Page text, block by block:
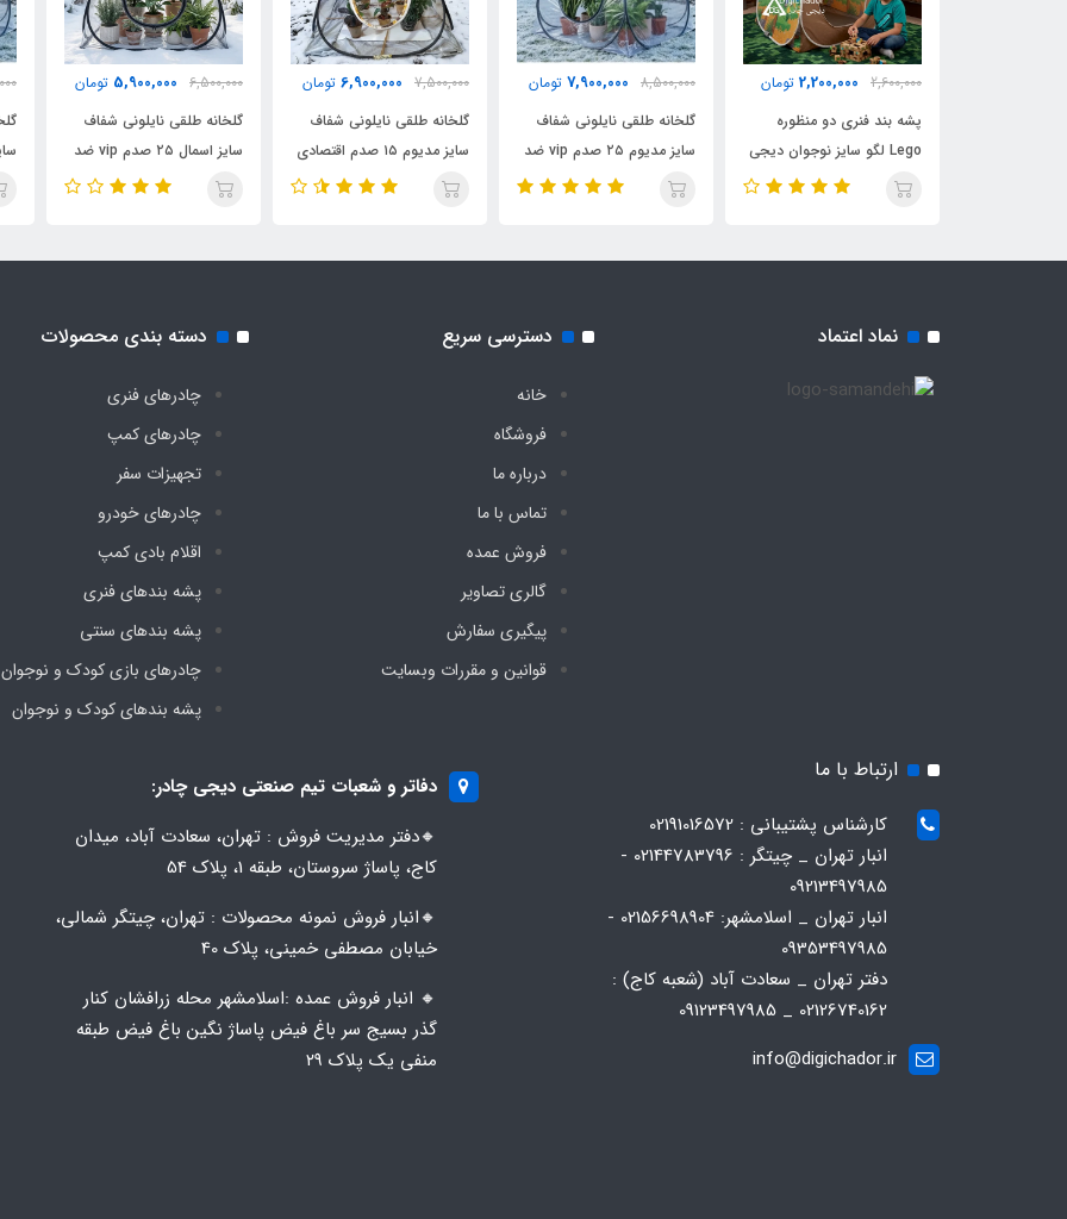
2,600,000
2,200,000 تومان
پشه بند فنری دو منظوره
Lego لگو سایز نوجوان دیجی
چادر
8,500,000
7,900,000 تومان
گلخانه طلقی نایلونی شفاف
سایز مدیوم ۲۵ صدم vip ضد
آب چادری فنری بدون کف
7,500,000
6,900,000 تومان
گلخانه طلقی نایلونی شفاف
سایز مدیوم ۱۵ صدم اقتصادی
ضد آب چادری فنری بدون
6,500,000
5,900,000 تومان
گلخانه طلقی نایلونی شفاف
سایز اسمال ۲۵ صدم vip ضد
آب چادری فنری بدون کف
نماد اعتماد دسترسی سریع
خانه
فروشگاه
درباره ما
تماس با ما
فروش عمده
گالری تصاویر
پیگیری سفارش
قوانین و مقررات وبسایت
دسته بندی محصولات
چادرهای فنری
چادرهای کمپ
تجهیزات سفر
چادرهای خودرو
اقلام بادی کمپ
پشه‌ بندهای فنری
پشه‌ بندهای سنتی
چادرهای بازی کودک و نوجوان
پشه‌ بندهای کودک و نوجوان
ارتباط با ما
کارشناس پشتیبانی : 02191016572
انبار تهران _ چیتگر : 02144783796 -
09213497985
انبار تهران _ اسلامشهر: 02156698904 -
09353497985
دفتر تهران _ سعادت آباد (شعبه کاج) :
02126740162 _ 09123497985
info@digichador.ir
دفاتر و شعبات تیم صنعتی دیجی چادر:
🔸️​​دفتر مدیریت فروش : تهران، سعادت آباد، میدان
کاج، پاساژ سروستان، طبقه 1، پلاک 54
🔸️​​انبار فروش نمونه محصولات : تهران، چیتگر شمالی،
خیابان مصطفی خمینی، پلاک 40
🔸️ انبار فروش عمده :اسلامشهر محله زرافشان کنار
گذر بسیج سر باغ فیض پاساژ نگین باغ فیض طبقه
منفی یک پلاک ۲۹